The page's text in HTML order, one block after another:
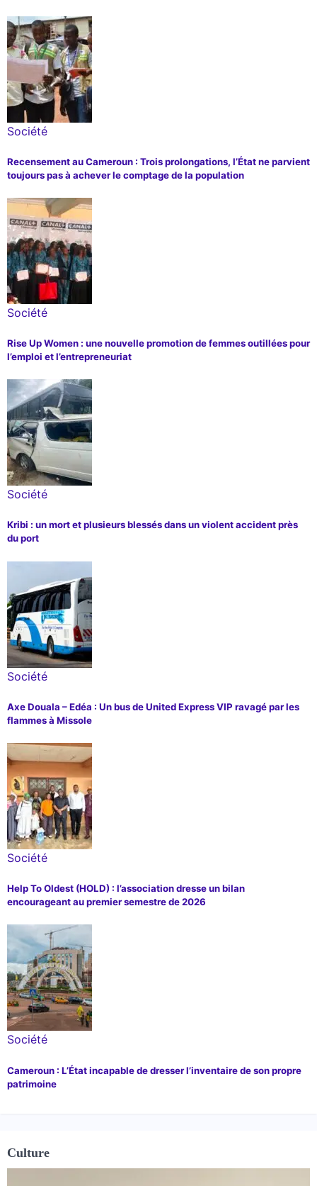
Société
Recensement au Cameroun : Trois prolongations, l’État ne parvient
toujours pas à achever le comptage de la population
Société
Rise Up Women : une nouvelle promotion de femmes outillées pour
l’emploi et l’entrepreneuriat
Société
Kribi : un mort et plusieurs blessés dans un violent accident près
du port
Société
Axe Douala – Edéa : Un bus de United Express VIP ravagé par les
flammes à Missole
Société
Help To Oldest (HOLD) : l’association dresse un bilan
encourageant au premier semestre de 2026
Société
Cameroun : L’État incapable de dresser l’inventaire de son propre
patrimoine
Culture